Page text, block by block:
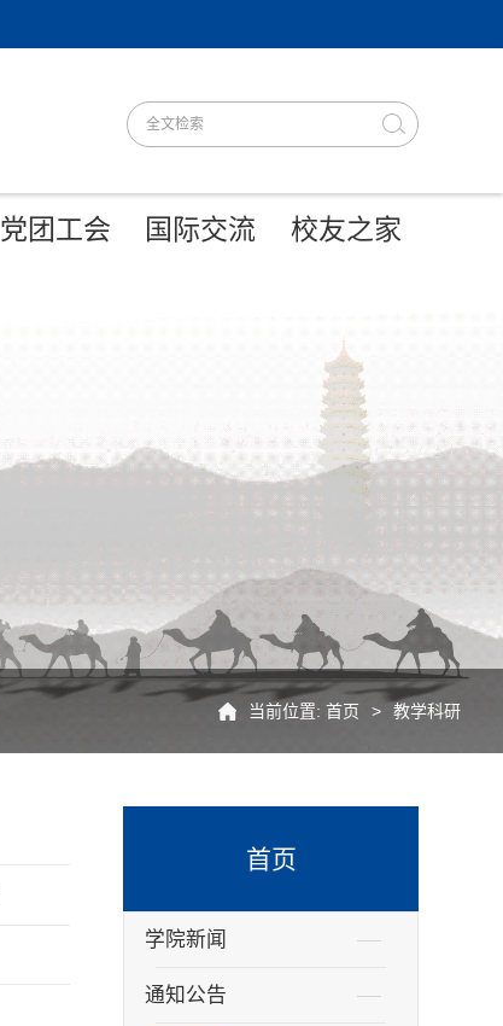
党团工会 国际交流 校友之家
当前位置: 首页 > 教学科研
首页
学院新闻
通知公告